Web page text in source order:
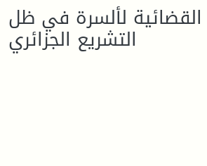
القضائية لألسرة في ظل
التشريع الجزائري